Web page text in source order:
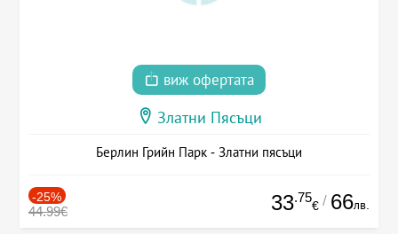
виж офертата
Златни Пясъци
Берлин Грийн Парк - Златни пясъци
-25%
44.99€ 33.75
€ / 66лв.